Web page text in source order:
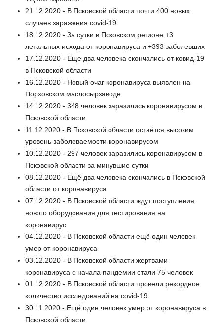
21.12.2020 - В Псковской области почти 400 новых
случаев заражения covid-19
18.12.2020 - За сутки в Псковском регионе +3
летальных исхода от коронавируса и +393 заболевших
17.12.2020 - Еще два человека скончались от ковид-19
в Псковской области
16.12.2020 - Новый очаг коронавируса выявлен на
Порховском маслосырзаводе
14.12.2020 - 348 человек заразились коронавирусом в
Псковской области
11.12.2020 - В Псковской области остаётся высоким
уровень заболеваемости коронавирусом
10.12.2020 - 297 человек заразились коронавирусом в
Псковской области за минувшие сутки
08.12.2020 - Ещё два человека скончались в Псковской
области от коронавируса
07.12.2020 - В Псковской области ждут поступления
нового оборудования для тестирования на
коронавирус
04.12.2020 - В Псковской области ещё один человек
умер от коронавируса
03.12.2020 - В Псковской области жертвами
коронавируса с начала пандемии стали 75 человек
01.12.2020 - В Псковской области провели рекордное
количество исследований на covid-19
30.11.2020 - Ещё один человек умер от коронавируса в
Псковской области